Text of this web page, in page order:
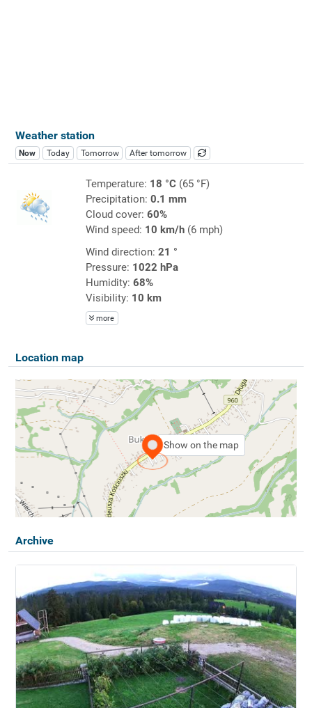
Weather station
Now Today Tomorrow After tomorrow
Temperature: 18 °C(65 °F)
Precipitation: 0.1 mm
Cloud cover: 60%
Wind speed: 10 km/h(6 mph)
Wind direction: 21 °
Pressure: 1022 hPa
Humidity: 68%
Visibility: 10 km
more
Location map
Show on the map
Archive